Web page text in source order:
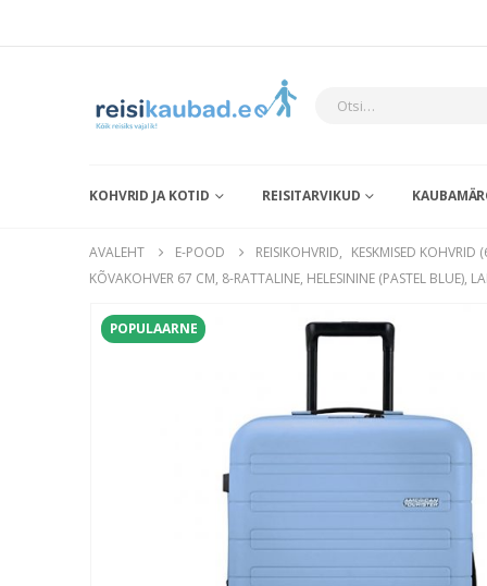
KOHVRID JA KOTID REISITARVIKUD
AVALEHT E-POOD REISIKOHVRID, KESKMISED KOHVRID
KÕVAKOHVER 67 CM, 8-RATTALINE, HELESININE (PASTEL BLUE),
POPULAARNE